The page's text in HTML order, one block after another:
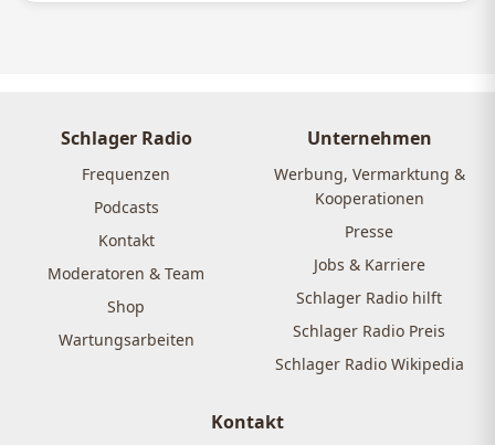
Schlager Radio
Frequenzen
Podcasts
Kontakt
Moderatoren & Team
Shop
Wartungsarbeiten
Unternehmen
Werbung, Vermarktung &
Kooperationen
Presse
Jobs & Karriere
Schlager Radio hilft
Schlager Radio Preis
Schlager Radio Wikipedia
Kontakt